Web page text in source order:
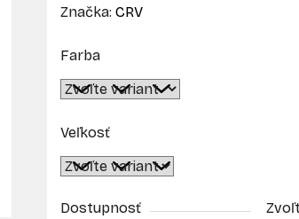
Značka: CRV
Farba
Veľkosť
Dostupnosť